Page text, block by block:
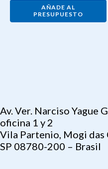
AÑADE AL
PRESUPUESTO
Av. Ver. Narciso Yague
oficina 1 y 2
Vila Partenio, Mogi das
SP 08780-200 – Brasil